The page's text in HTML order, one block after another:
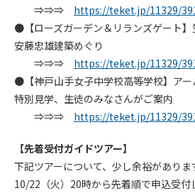
⇒⇒⇒ https://teket.jp/11329/
●【ローズガーデン＆リランズゲート】
安藤忠雄建築めぐり
⇒⇒⇒ https://teket.jp/11329/
●【神戸山手女子中学校高等学校】ア
特別見学、生徒のみなさんがご案内
⇒⇒⇒ https://teket.jp/11329/
【先着受付ガイドツアー】
下記ツアーについて、少し余裕がありま
10/22（火）20時から先着順で申込受付